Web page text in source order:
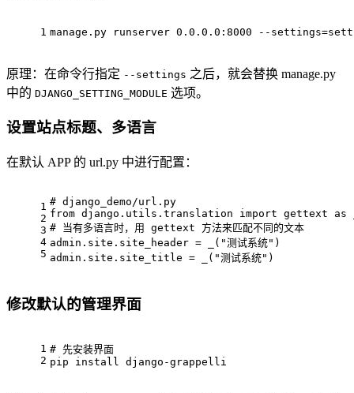
1 manage.py runserver 0.0.0.0:8000 --
原理：在命令行指定 --settings 之后，就会替换 manage.py
中的 DJANGO_SETTING_MODULE 选项。
设置站点标题、多语言
在默认 APP 的 url.py 中进行配置：
1
2
3
4
5
# django_demo/url.py
from django.utils.translation import gettext as
# 当有多语言时，用 gettext 方法来匹配不同的文本
admin.site.site_header = _( "测试系统" )
admin.site.site_title = _( "测试系统" )
修改默认的管理界面
1
2
# 先安装界面
pip install django-grappelli